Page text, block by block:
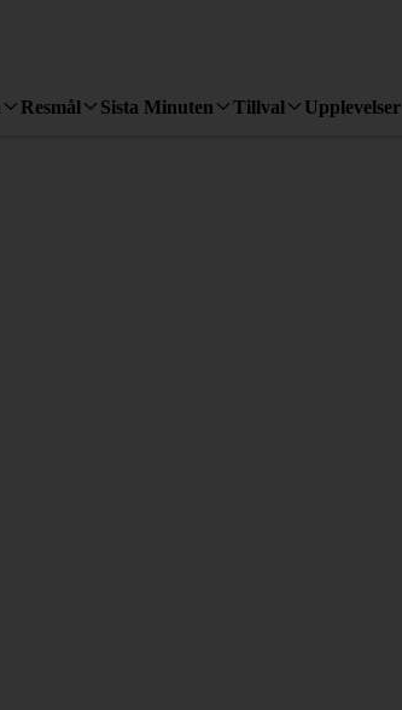
Resmål Sista Minuten Tillval Upplevelser